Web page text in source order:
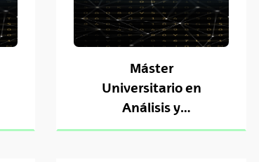
Máster
Universitario en
Análisis y
Procesamiento del